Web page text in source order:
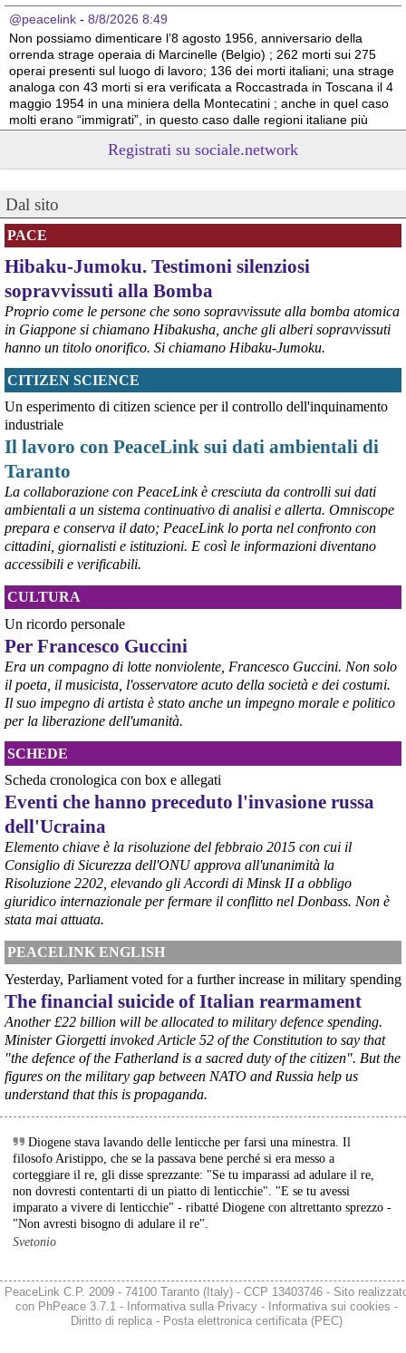
@peacelink - 8/8/2026 8:49
Non possiamo dimenticare l’8 agosto 1956, anniversario della
orrenda strage operaia di Marcinelle (Belgio) ; 262 morti sui 275
operai presenti sul luogo di lavoro; 136 dei morti italiani; una strage
analoga con 43 morti si era verificata a Roccastrada in Toscana il 4
maggio 1954 in una miniera della Montecatini ; anche in quel caso
molti erano “immigrati”, in questo caso dalle regioni italiane più
Vito Totire, portavoce RETE NAZIONALE LAVORO SICURO
#migranti #lavoratori #Marcinelle
@peacelink - 6/8/2026 21:53
askanews.it/2026/08/05/ex-ilva
“Dal confronto con tutti gli attori e dai contributi raccolti il Governo
elaborerà, come concordato a Palazzo Chigi, un piano straordinario
per Taranto”, avrebbe detto il ministro Urso.
#Taranto #
@peacelink - 6/8/2026 21:50
corriereditaranto.it/2026/08/0
Aprendo i lavori, il ministro Urso ha sottolineato come il Governo
debba necessariamente prendere atto della decisione della Corte
d’Appello di Milano, ricordando che il provvedimento è già stato
inserito nella data room della procedura di vendita. “Alla luce del
nuovo scenario – ha spiegato – Jindal ha presentato una proposta
aggiornata sull’intero perimetro aziendale che tiene conto della
chiusura dell’area a caldo e che i commissari stanno valutando”.
#ILVA #Taranto
@peacelink - 6/8/2026 21:45
borsaitaliana.it/borsa/notizie
Si sta ragionando su un piano B per Taranto dopo la chiusura
dell’area a caldo dell’ILVA?
@peacelink - 6/8/2026 21:41
cronachetarantine.it/index.php
il Governo ha manifestato l’intenzione di predisporre un
provvedimento straordinario per attenuare le conseguenze
economiche e sociali della prevista fermata dell’area a caldo e ha
chiesto alle rappresentanze del territorio di formulare proposte
concrete per definirne i contenuti. Casartigiani valuta positivamente
questa disponibilità.
#ILVA #Taranto
@peacelink - 6/8/2026 21:36
Registrati su sociale.network
Dal sito
PACE
Hibaku-Jumoku. Testimoni silenziosi
sopravvissuti alla Bomba
Proprio come le persone che sono sopravvissute alla bomba atomica
in Giappone si chiamano Hibakusha, anche gli alberi sopravvissuti
hanno un titolo onorifico. Si chiamano Hibaku-Jumoku.
CITIZEN SCIENCE
Un esperimento di citizen science per il controllo dell'inquinamento
industriale
Il lavoro con PeaceLink sui dati ambientali di
Taranto
La collaborazione con PeaceLink è cresciuta da controlli sui dati
ambientali a un sistema continuativo di analisi e allerta. Omniscope
prepara e conserva il dato; PeaceLink lo porta nel confronto con
cittadini, giornalisti e istituzioni. E così le informazioni diventano
accessibili e verificabili.
CULTURA
Un ricordo personale
Per Francesco Guccini
Era un compagno di lotte nonviolente, Francesco Guccini. Non solo
il poeta, il musicista, l'osservatore acuto della società e dei costumi.
Il suo impegno di artista è stato anche un impegno morale e politico
per la liberazione dell'umanità.
SCHEDE
Scheda cronologica con box e allegati
Eventi che hanno preceduto l'invasione russa
dell'Ucraina
Elemento chiave è la risoluzione del febbraio 2015 con cui il
Consiglio di Sicurezza dell'ONU approva all'unanimità la
Risoluzione 2202, elevando gli Accordi di Minsk II a obbligo
giuridico internazionale per fermare il conflitto nel Donbass. Non è
stata mai attuata.
PEACELINK ENGLISH
Yesterday, Parliament voted for a further increase in military spending
The financial suicide of Italian rearmament
Another £22 billion will be allocated to military defence spending.
Minister Giorgetti invoked Article 52 of the Constitution to say that
"the defence of the Fatherland is a sacred duty of the citizen". But the
figures on the military gap between NATO and Russia help us
understand that this is propaganda.
Diogene stava lavando delle lenticche per farsi una minestra. Il
filosofo Aristippo, che se la passava bene perché si era messo a
corteggiare il re, gli disse sprezzante: "Se tu imparassi ad adulare il re,
non dovresti contentarti di un piatto di lenticchie". "E se tu avessi
imparato a vivere di lenticchie" - ribatté Diogene con altrettanto sprezzo -
"Non avresti bisogno di adulare il re".
Svetonio
PeaceLink C.P. 2009 - 74100 Taranto (Italy) - CCP 13403746 - Sito
con PhPeace 3.7.1 - Informativa sulla Privacy- Informativa sui cookies -
Diritto di replica- Posta elettronica certificata (PEC)